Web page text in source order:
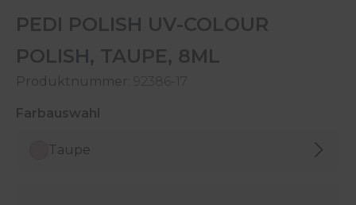
PEDI POLISH UV-COLOUR
POLISH, TAUPE, 8ML
Produktnummer: 92386-17
Farbauswahl
Taupe